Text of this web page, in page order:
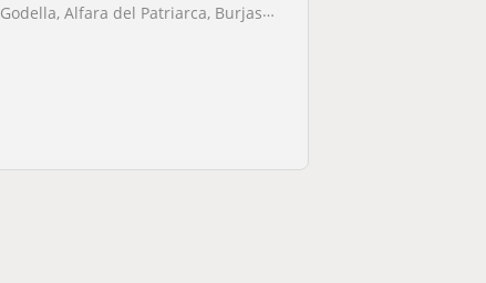
Godella, Alfara del Patriarca, Burjassot, Moncada, Rocafort